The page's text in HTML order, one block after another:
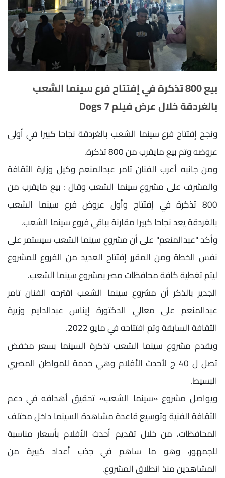
بيع 800 تذكرة في إفتتاح فرع سينما الشعب
بالغردقة خلال عرض فيلم 7 Dogs
ونجح إفتتاح فرع سينما الشعب بالغردقة نجاحا كبيرا في أولى
عروضه وتم بيع مايقرب من 800 تذكرة.
ومن جانبه أعرب الفنان تامر عبدالمنعم وكيل وزارة الثقافة
والمشرف على مشروع سينما الشعب وقال : بيع مايقرب من
800 تذكرة في إفتتاح وأول عروض فرع سينما الشعب
بالغردقة يعد نجاحا كبيرا مقارنة بباقي فروع سينما الشعب.
وأكد "عبدالمنعم" على أن مشروع سينما الشعب سيستمر على
نفس الخطة ومن المقرر إفتتاح العديد من الفروع للمشروع
ليتم تغطية كافة محافظات مصر بمشروع سينما الشعب.
الجدير بالذكر أن مشروع سينما الشعب اقترحه الفنان تامر
عبدالمنعم على معالي الدكتورة إيناس عبدالدايم وزيرة
الثقافة السابقة وتم افتتاحه في مايو 2022.
ويقدم مشروع سينما الشعب تذكرة السينما بسعر مخفض
تصل ل 40 ج لأحدث الأفلام وهي خدمة للمواطن المصري
البسيط.
ويواصل مشروع «سينما الشعب» تحقيق أهدافه في دعم
الثقافة الفنية وتوسيع قاعدة مشاهدة السينما داخل مختلف
المحافظات، من خلال تقديم أحدث الأفلام بأسعار مناسبة
للجمهور، وهو ما ساهم في جذب أعداد كبيرة من
المشاهدين منذ انطلاق المشروع.